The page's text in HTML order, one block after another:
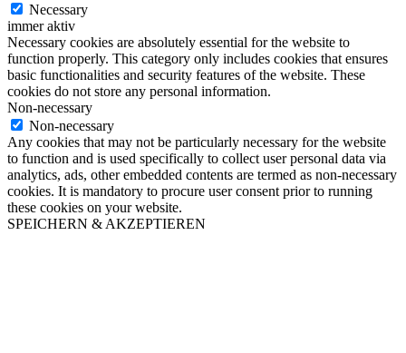
Necessary
immer aktiv
Necessary cookies are absolutely essential for the website to
function properly. This category only includes cookies that ensures
basic functionalities and security features of the website. These
cookies do not store any personal information.
Non-necessary
Non-necessary
Any cookies that may not be particularly necessary for the website
to function and is used specifically to collect user personal data via
analytics, ads, other embedded contents are termed as non-necessary
cookies. It is mandatory to procure user consent prior to running
these cookies on your website.
SPEICHERN & AKZEPTIEREN